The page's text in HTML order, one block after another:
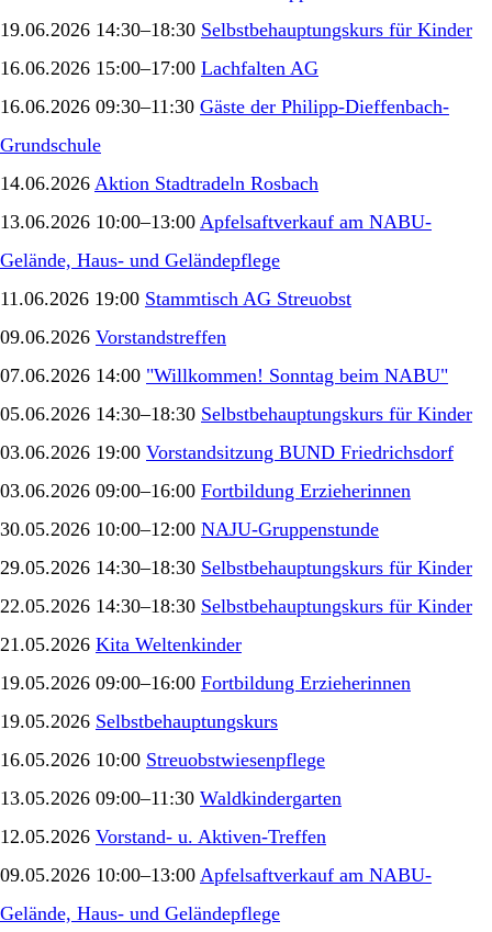
19.06.2026 14:30–18:30 Selbstbehauptungskurs für Kinder
16.06.2026 15:00–17:00 Lachfalten AG
16.06.2026 09:30–11:30 Gäste der Philipp-Dieffenbach-
Grundschule
14.06.2026 Aktion Stadtradeln Rosbach
13.06.2026 10:00–13:00 Apfelsaftverkauf am NABU-
Gelände, Haus- und Geländepflege
11.06.2026 19:00 Stammtisch AG Streuobst
09.06.2026 Vorstandstreffen
07.06.2026 14:00 "Willkommen! Sonntag beim NABU"
05.06.2026 14:30–18:30 Selbstbehauptungskurs für Kinder
03.06.2026 19:00 Vorstandsitzung BUND Friedrichsdorf
03.06.2026 09:00–16:00 Fortbildung Erzieherinnen
30.05.2026 10:00–12:00 NAJU-Gruppenstunde
29.05.2026 14:30–18:30 Selbstbehauptungskurs für Kinder
22.05.2026 14:30–18:30 Selbstbehauptungskurs für Kinder
21.05.2026 Kita Weltenkinder
19.05.2026 09:00–16:00 Fortbildung Erzieherinnen
19.05.2026 Selbstbehauptungskurs
16.05.2026 10:00 Streuobstwiesenpflege
13.05.2026 09:00–11:30 Waldkindergarten
12.05.2026 Vorstand- u. Aktiven-Treffen
09.05.2026 10:00–13:00 Apfelsaftverkauf am NABU-
Gelände, Haus- und Geländepflege